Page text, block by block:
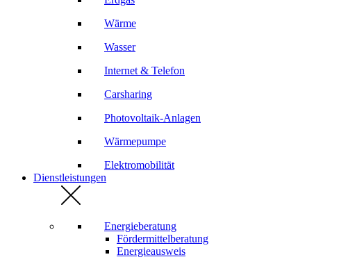
Wärme
Wasser
Internet & Telefon
Carsharing
Photovoltaik-Anlagen
Wärmepumpe
Elektromobilität
Dienstleistungen
Energieberatung
Fördermittelberatung
Energieausweis